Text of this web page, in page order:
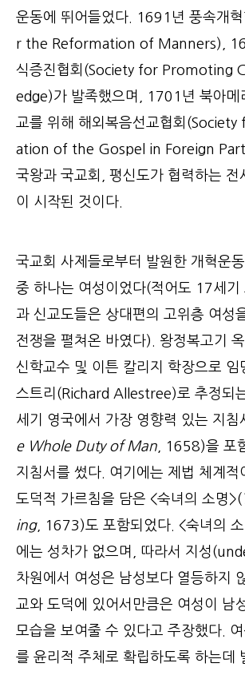
운동에 뛰어들었다. 1691년 풍속개
r the Reformation of Manners),
식증진협회(Society for Promoting
edge)가 발족했으며, 1701년 북아메
교를 위해 해외복음선교협회
ation of the Gospel in Foreign
국왕과 국교회, 평신도가 협력하는 전
이 시작된 것이다.
국교회 사제들로부터 발원한 개혁운
중 하나는 여성이었다(적어도 17세기
과 신교도들은 상대편의 고위층 여성
전쟁을 펼쳐온 바였다). 왕정복고기
신학교수 및 이튼 칼리지 학장으로 임
스트리(Richard Allestree)로 추정되
세기 영국에서 가장 영향력 있는 지침
e Whole Duty of Man , 1658)을 포
지침서를 썼다. 여기에는 제법 체계적
도덕적 가르침을 담은 <숙녀의 소명>(
ing, 1673)도 포함되었다. <숙녀의
에는 성차가 없으며, 따라서 지성
차원에서 여성은 남성보다 열등하지
교와 도덕에 있어서만큼은 여성이 남
모습을 보여줄 수 있다고 주장했다.
를 윤리적 주체로 확립하도록 하는데